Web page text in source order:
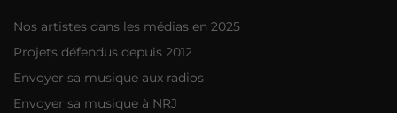
Nos artistes dans les médias en 2025
Projets défendus depuis 2012
Envoyer sa musique aux radios
Envoyer sa musique à NRJ